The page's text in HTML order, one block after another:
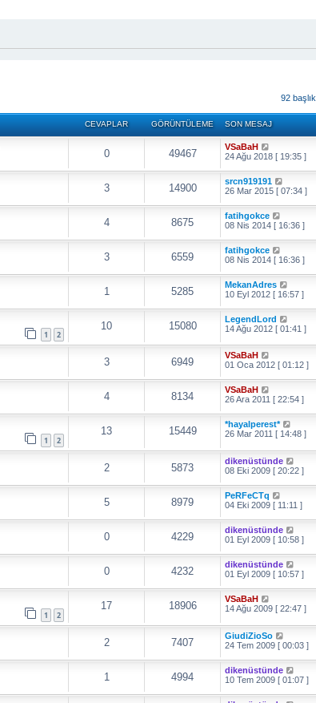
92 başlık
CEVAPLAR GÖRÜNTÜLEME SON MESAJ
0 49467
VSaBaH
24 Ağu 2018 [ 19:35 ]
3 14900
srcn919191
26 Mar 2015 [ 07:34 ]
4 8675
fatihgokce
08 Nis 2014 [ 16:36 ]
3 6559
fatihgokce
08 Nis 2014 [ 16:36 ]
1 5285
MekanAdres
10 Eyl 2012 [ 16:57 ]
1 2
10 15080
LegendLord
14 Ağu 2012 [ 01:41 ]
3 6949
VSaBaH
01 Oca 2012 [ 01:12 ]
4 8134
VSaBaH
26 Ara 2011 [ 22:54 ]
1 2
13 15449
*hayalperest*
26 Mar 2011 [ 14:48 ]
2 5873
dikenüstünde
08 Eki 2009 [ 20:22 ]
5 8979
PeRFeCTq
04 Eki 2009 [ 11:11 ]
0 4229
dikenüstünde
01 Eyl 2009 [ 10:58 ]
0 4232
dikenüstünde
01 Eyl 2009 [ 10:57 ]
1 2
17 18906
VSaBaH
14 Ağu 2009 [ 22:47 ]
2 7407
GiudiZioSo
24 Tem 2009 [ 00:03 ]
1 4994
dikenüstünde
10 Tem 2009 [ 01:07 ]